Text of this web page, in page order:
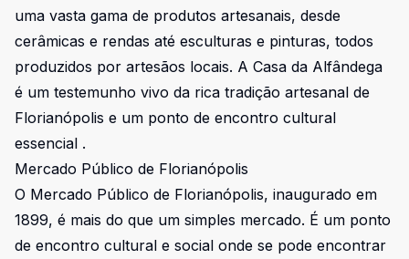
uma vasta gama de produtos artesanais, desde
cerâmicas e rendas até esculturas e pinturas, todos
produzidos por artesãos locais. A Casa da Alfândega
é um testemunho vivo da rica tradição artesanal de
Florianópolis e um ponto de encontro cultural
essencial .
Mercado Público de Florianópolis
O Mercado Público de Florianópolis, inaugurado em
1899, é mais do que um simples mercado. É um ponto
de encontro cultural e social onde se pode encontrar